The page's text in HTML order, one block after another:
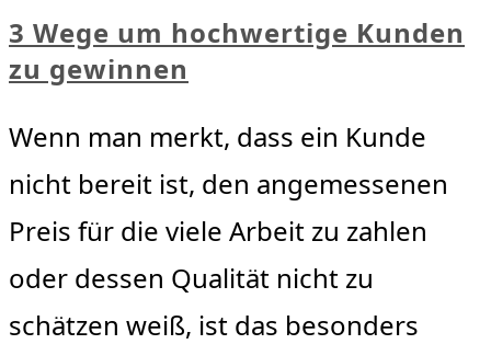
3 Wege um hochwertige Kunden
zu gewinnen
Wenn man merkt, dass ein Kunde
nicht bereit ist, den angemessenen
Preis für die viele Arbeit zu zahlen
oder dessen Qualität nicht zu
schätzen weiß, ist das besonders